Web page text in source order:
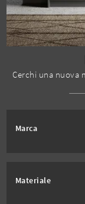
Marca
Materiale